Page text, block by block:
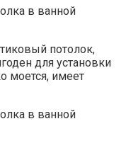
потолок,
для установки
моется, имеет